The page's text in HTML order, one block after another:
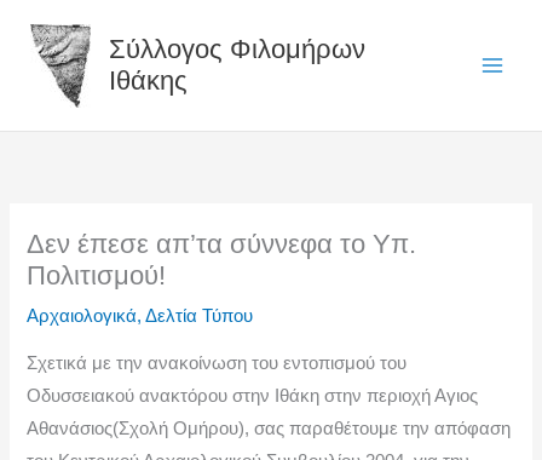
περιεχόμενο
Σύλλογος Φιλομήρων
Ιθάκης
Δεν έπεσε απ’τα σύννεφα το Υπ.
Πολιτισμού!
Αρχαιολογικά,Δελτία Τύπου
Σχετικά με την ανακοίνωση του εντοπισμού του
Οδυσσειακού ανακτόρου στην Ιθάκη στην περιοχή Αγιος
Αθανάσιος(Σχολή Ομήρου), σας παραθέτουμε την απόφαση
α
ά
ρ
θ
ρ
τ
ο
ς